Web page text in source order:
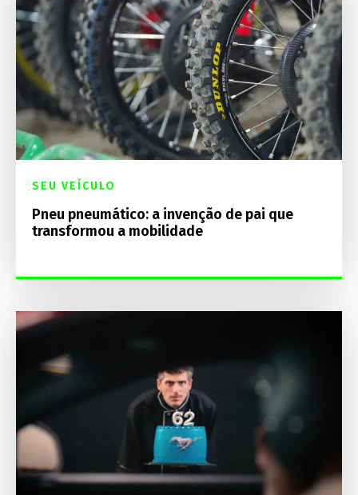
SEU VEÍCULO
Pneu pneumático: a invenção de pai que
transformou a mobilidade